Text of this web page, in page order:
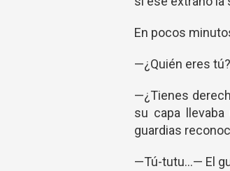
En pocos
—¿Quién eres
—¿Tienes
su capa
guardias
—Tú-tutu…— El